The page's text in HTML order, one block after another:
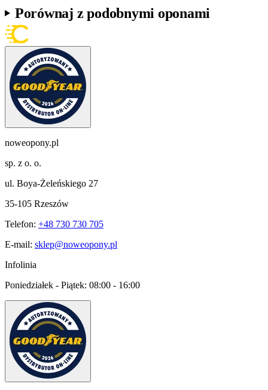
Porównaj z podobnymi oponami
noweopony.pl
sp. z o. o.
ul. Boya-Żeleńskiego 27
35-105 Rzeszów
Telefon: +48 730 730 705
E-mail: sklep@noweopony.pl
Infolinia
Poniedziałek - Piątek: 08:00 - 16:00